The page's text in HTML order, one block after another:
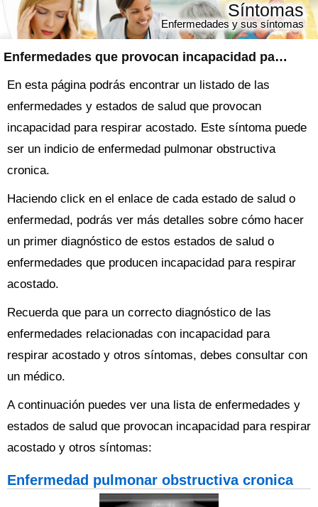
Enfermedades que provocan incapacidad para respirar acostado
Síntomas
Enfermedades y sus síntomas
En esta página podrás encontrar un listado de las
enfermedades y estados de salud que provocan
incapacidad para respirar acostado. Este síntoma puede
ser un indicio de enfermedad pulmonar obstructiva
cronica.
Haciendo click en el enlace de cada estado de salud o
enfermedad, podrás ver más detalles sobre cómo hacer
un primer diagnóstico de estos estados de salud o
enfermedades que producen incapacidad para respirar
acostado.
Recuerda que para un correcto diagnóstico de las
enfermedades relacionadas con incapacidad para
respirar acostado y otros síntomas, debes consultar con
un médico.
A continuación puedes ver una lista de enfermedades y
estados de salud que provocan incapacidad para respirar
acostado y otros síntomas:
Enfermedad pulmonar obstructiva cronica